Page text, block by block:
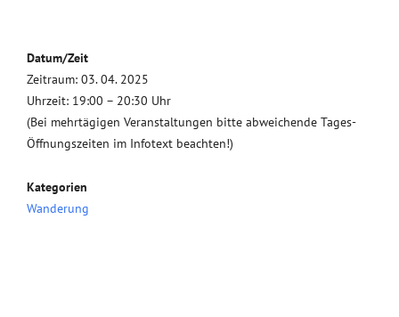
Datum/Zeit
Zeitraum: 03. 04. 2025
Uhrzeit: 19:00 – 20:30 Uhr
(Bei mehrtägigen Veranstaltungen bitte abweichende Tages-
Öffnungszeiten im Infotext beachten!)
Kategorien
Wanderung